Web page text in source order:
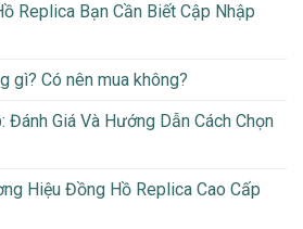
Replica Bạn Cần Biết Cập Nhập
gì? Có nên mua không?
Đánh Giá Và Hướng Dẫn Cách Chọn
Hiệu Đồng Hồ Replica Cao Cấp